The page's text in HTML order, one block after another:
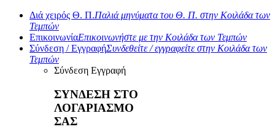
Διά χειρός Θ. Π.Παλιά μηνύματα του Θ. Π. στην Κοιλάδα των
Τεμπών
ΕπικοινωνίαΕπικοινωνήστε με την Κοιλάδα των Τεμπών
Σύνδεση / ΕγγραφήΣυνδεθείτε / εγγραφείτε στην Κοιλάδα των
Τεμπών
Σύνδεση Εγγραφή
ΣΥΝΔΕΣΗ ΣΤΟ
ΛΟΓΑΡΙΑΣΜΟ
ΣΑΣ